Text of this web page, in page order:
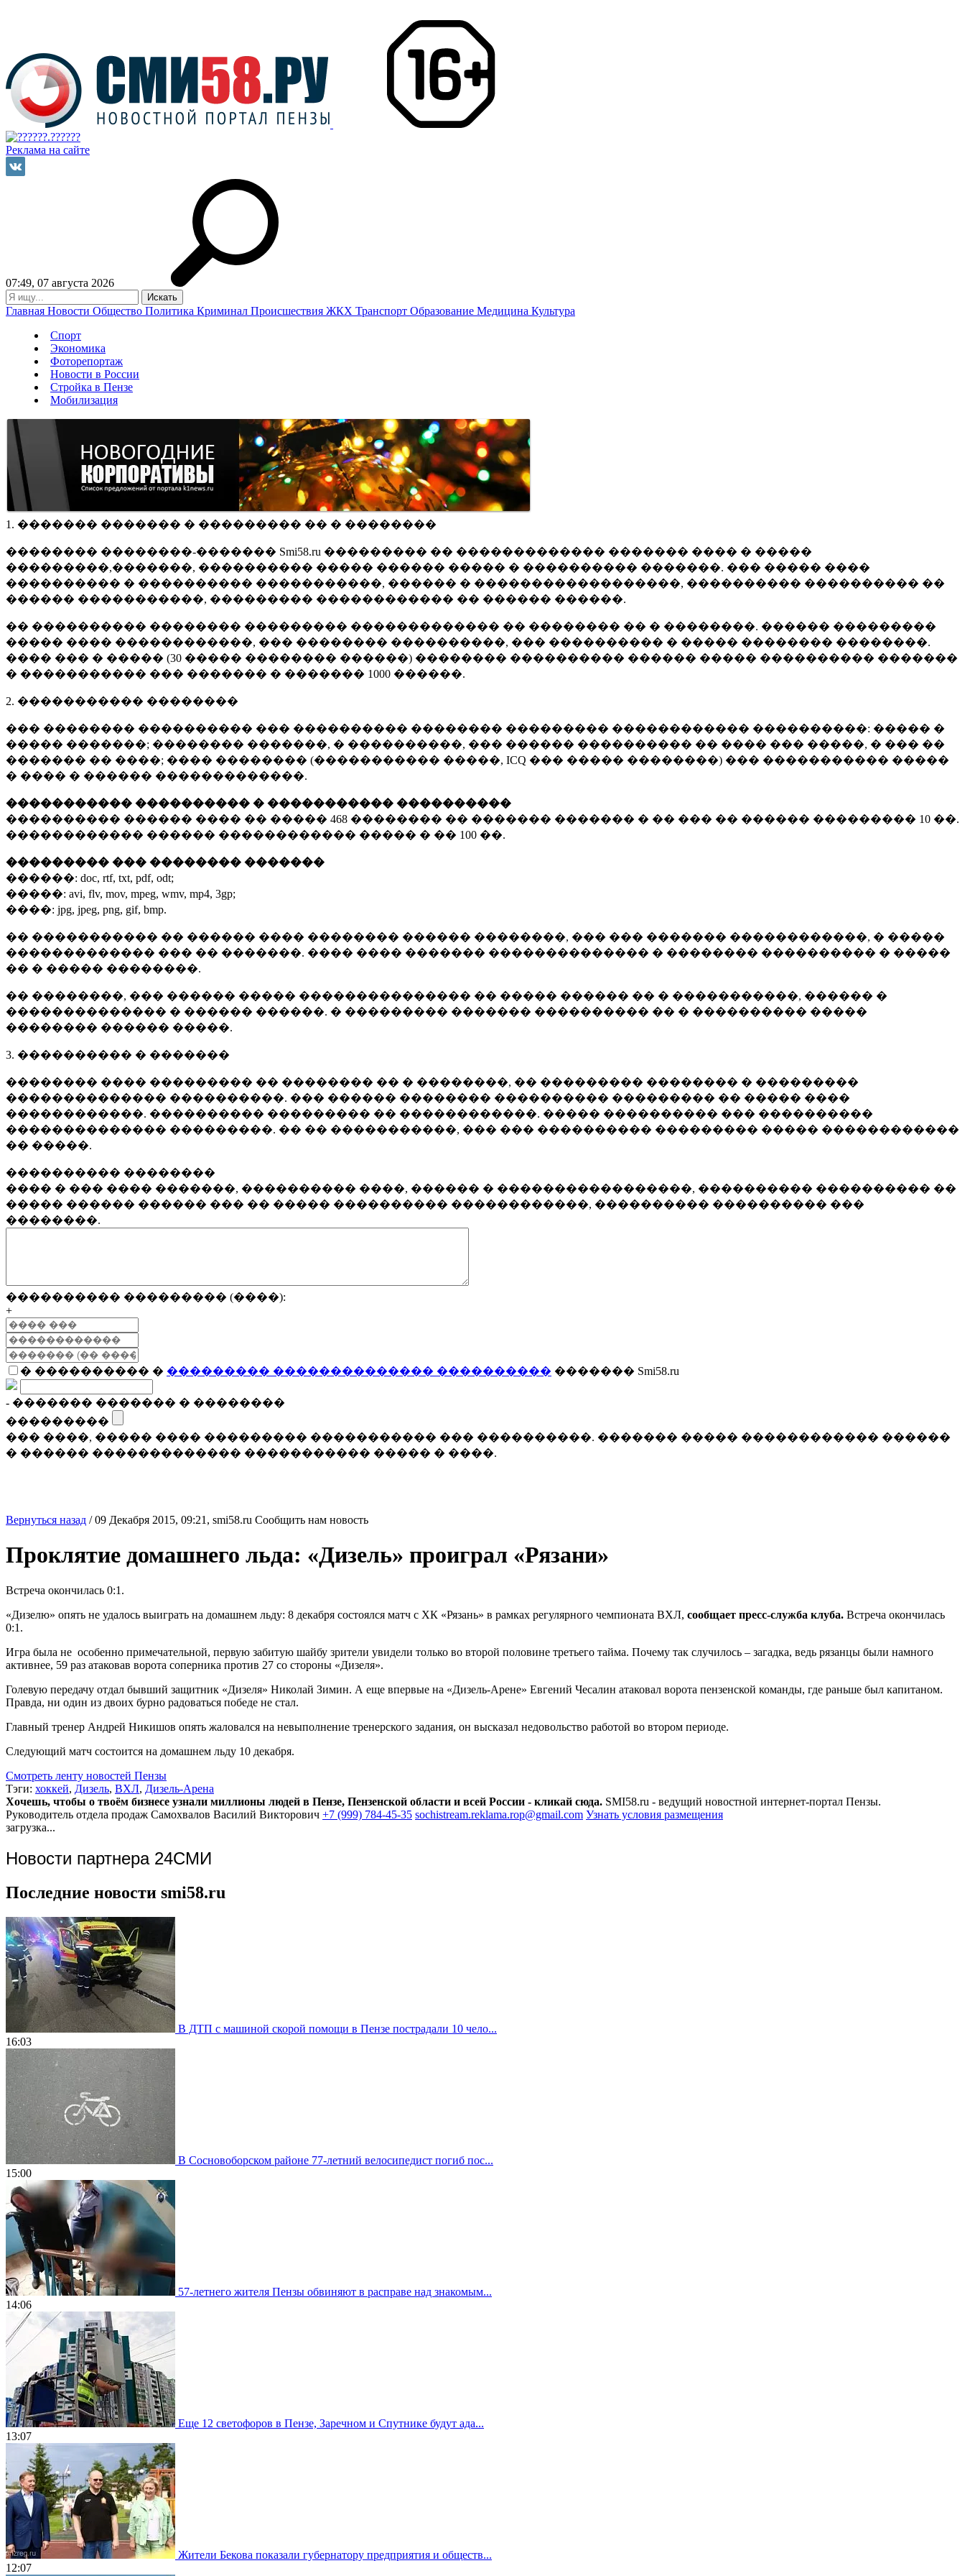
Реклама на сайте
07:49, 07 августа 2026
Главная Новости Общество Политика Криминал Происшествия ЖКХ Транспорт Образование Медицина Культура
Спорт
Экономика
Фоторепортаж
Новости в России
Стройка в Пензе
Мобилизация
1. ������� ������� � ��������� �� � ��������
�������� ��������-������� Smi58.ru ��������� �� ������������� ������� ���� � �����
���������,�������, ���������� ����� ������ ����� � ���������� �������. ��� ����� ����
���������� � ���������� �����������, ������ � ������������������, ���������� ���������� ��
������ �����������, ��������� ������������ �� ������ ������.
�� ���������� �������� ��������� ������������� �� �������� �� � ��������. ������ ���������
����� ���� ������������, ��� �������� ����������, ��� ���������� � ����� �������� ��������.
���� ��� � ����� (30 ����� �������� ������) �������� ���������� ������ ����� ���������� �������
� ����������� ��� ������� � ������� 1000 ������.
2. ����������� ��������
��� �������� ���������� ��� ���������� �������� ��������� ������������ ����������: ����� �
����� �������; �������� �������, � ����������, ��� ������ ���������� �� ���� ��� �����, � ��� ��
������� �� ����; ���� �������� (����������� �����, ICQ ��� ����� ��������) ��� ����������� �����
� ���� � ������ �������������.
����������� ���������� � ����������� ����������
���������� ������ ���� �� ����� 468 �������� �� ������� ������� � �� ��� �� ������ ��������� 10 ��.
������������ ������ ������������ ����� � �� 100 ��.
��������� ��� �������� �������
������: doc, rtf, txt, pdf, odt;
�����: avi, flv, mov, mpeg, wmv, mp4, 3gp;
����: jpg, jpeg, png, gif, bmp.
�� ����������� �� ������ ���� �������� ������ ��������, ��� ��� ������� ������������, � �����
������������� ��� �� �������. ���� ���� ������� �������������� � �������� ���������� � �����
�� � ����� ��������.
�� ��������, ��� ������ ����� ��������������� �� ����� ������ �� � �����������, ������ �
�������������� � ������ ������. � ��������� ������� ���������� �� � ���������� �����
�������� ������ �����.
3. ���������� � �������
�������� ���� ��������� �� �������� �� � ��������, �� ��������� �������� � ���������
�������������� ����������. ��� ������ �������� ���������� ��������� �� ����� ����
������������. ���������� ��������� �� ������������. ����� ���������� ��� ����������
�������������� ���������. �� �� �����������, ��� ��� ���������� ��������� ����� ������������
�� �����.
���������� ��������
���� � ��� ���� �������, ���������� ����, ������ � �����������������, ���������� ���������� ��
����� ������ ������ ��� �� ����� ���������� ������������, ���������� ���������� ���
��������.
���������� ��������� (����):
+
� ���������� � ��������� �������������� ���������� ������� Smi58.ru
- ������� ������� � ��������
���������
��� ����, ����� ���� ��������� ����������� ��� ����������. ������� ����� ������������ ������
� ������ ������������� ����������� ����� � ����.
Вернуться назад /09 Декабря 2015, 09:21, smi58.ru Сообщить нам новость
Проклятие домашнего льда: «Дизель» проиграл «Рязани»
Встреча окончилась 0:1.
«Дизелю» опять не удалось выиграть на домашнем льду: 8 декабря состоялся матч с ХК «Рязань» в рамках регулярного чемпионата ВХЛ, сообщает пресс-служба клуба. Встреча окончилась
0:1.
Игра была не особенно примечательной, первую забитую шайбу зрители увидели только во второй половине третьего тайма. Почему так случилось – загадка, ведь рязанцы были намного
активнее, 59 раз атаковав ворота соперника против 27 со стороны «Дизеля».
Голевую передачу отдал бывший защитник «Дизеля» Николай Зимин. А еще впервые на «Дизель-Арене» Евгений Чесалин атаковал ворота пензенской команды, где раньше был капитаном.
Правда, ни один из двоих бурно радоваться победе не стал.
Главный тренер Андрей Никишов опять жаловался на невыполнение тренерского задания, он высказал недовольство работой во втором периоде.
Следующий матч состоится на домашнем льду 10 декабря.
Смотреть ленту новостей Пензы
Тэги: хоккей, Дизель, ВХЛ, Дизель-Арена
Хочешь, чтобы о твоём бизнесе узнали миллионы людей в Пензе, Пензенской области и всей России - кликай сюда. SMI58.ru - ведущий новостной интернет-портал Пензы.
Руководитель отдела продаж Самохвалов Василий Викторович +7 (999) 784-45-35 sochistream.reklama.rop@gmail.com Узнать условия размещения
загрузка...
Новости партнера 24СМИ
Последние новости smi58.ru
В ДТП с машиной скорой помощи в Пензе пострадали 10 чело...
16:03
В Сосновоборском районе 77-летний велосипедист погиб пос...
15:00
57-летнего жителя Пензы обвиняют в расправе над знакомым...
14:06
Еще 12 светофоров в Пензе, Заречном и Спутнике будут ада...
13:07
Жители Бекова показали губернатору предприятия и обществ...
12:07